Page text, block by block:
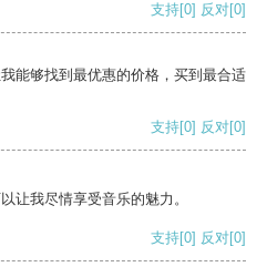
支持[0] 反对[0]
能够找到最优惠的价格，买到最合适
支持[0] 反对[0]
让我尽情享受音乐的魅力。
支持[0] 反对[0]